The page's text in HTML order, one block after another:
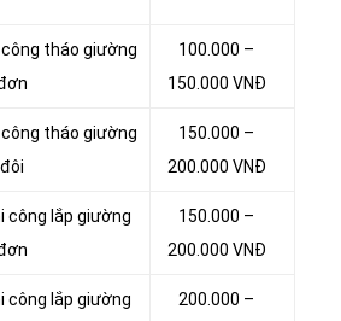
tháo giường
100.000 –
150.000 VNĐ
tháo giường
đôi
150.000 –
200.000 VNĐ
công lắp giường
150.000 –
200.000 VNĐ
công lắp giường
200.000 –